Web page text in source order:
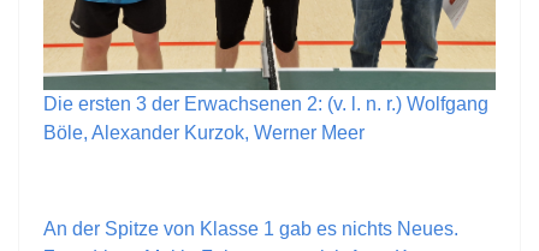
Die ersten 3 der Erwachsenen 2: (v. l. n. r.) Wolfgang
Böle, Alexander Kurzok, Werner Meer
An der Spitze von Klasse 1 gab es nichts Neues.